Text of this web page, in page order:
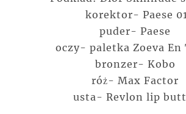
korektor- Paese 01
puder- Paese
oczy- paletka Zoeva En
bronzer- Kobo
róż- Max Factor
usta- Revlon lip